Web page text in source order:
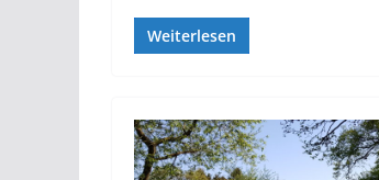
Weiterlesen